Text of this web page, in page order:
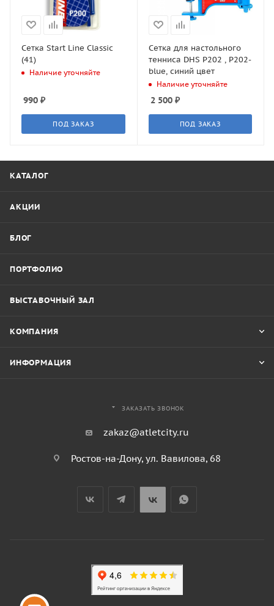
Сетка Start Line Classic
(41)
Наличие уточняйте
990 ₽
ПОД ЗАКАЗ
Сетка для настольного
тенниса DHS P202 , P202-
blue, синий цвет
Наличие уточняйте
2 500₽
ПОД ЗАКАЗ
КАТАЛОГ
АКЦИИ
БЛОГ
ПОРТФОЛИО
ВЫСТАВОЧНЫЙ ЗАЛ
КОМПАНИЯ
ИНФОРМАЦИЯ
ЗАКАЗАТЬ ЗВОНОК
zakaz@atletcity.ru
Ростов-на-Дону, ул. Вавилова, 68